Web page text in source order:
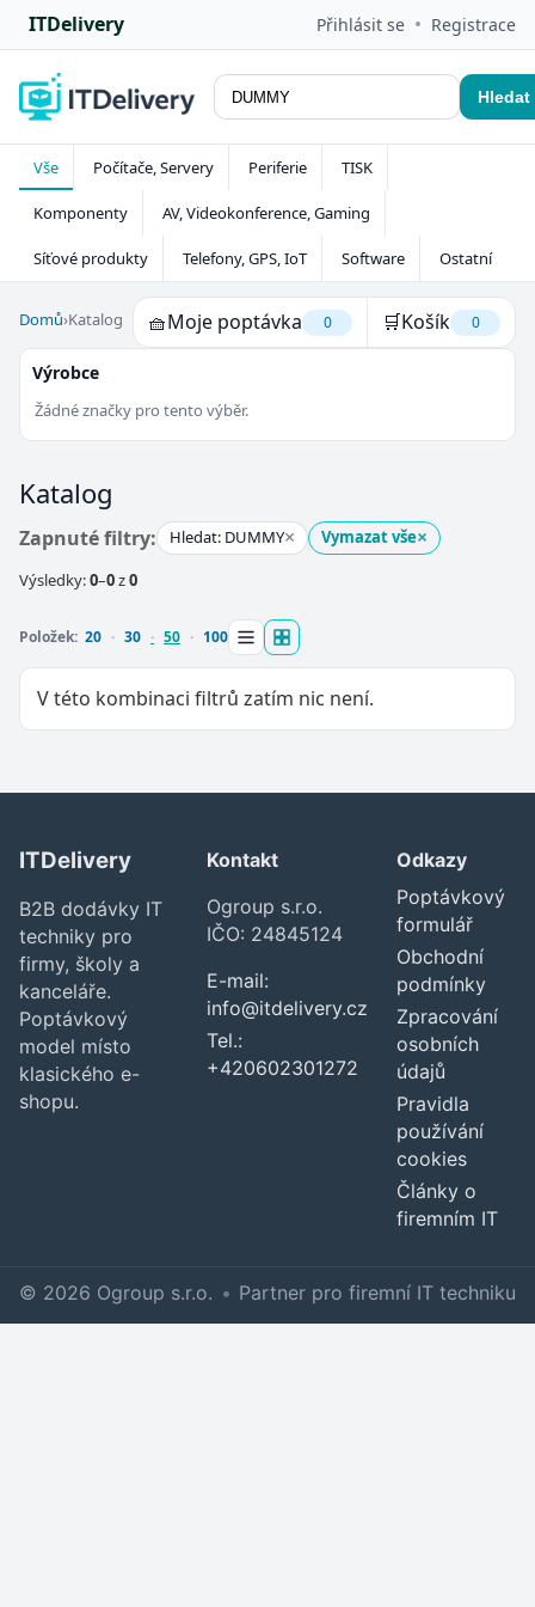
ITDelivery Přihlásit se • Registrace
Hledat
Vše Počítače, Servery Periferie TISK
Komponenty AV, Videokonference, Gaming
Síťové produkty Telefony, GPS, IoT Software Ostatní
Domů›Katalog 🧺Moje poptávka 0 🛒Košík 0
Výrobce
Žádné značky pro tento výběr.
Katalog
Zapnuté filtry: Hledat: DUMMY× Vymazat vše×
Výsledky:0–0z0
Položek: 20 30 50 100
V této kombinaci filtrů zatím nic není.
ITDelivery
B2B dodávky IT
techniky pro
firmy, školy a
kanceláře.
Poptávkový
model místo
klasického e-
shopu.
Kontakt
Ogroup s.r.o.
IČO: 24845124
E-mail:
info@itdelivery.cz
Tel.:
+420602301272
Odkazy
Poptávkový
formulář
Obchodní
podmínky
Zpracování
osobních
údajů
Pravidla
používání
cookies
Články o
firemním IT
© 2026 Ogroup s.r.o. • Partner pro firemní IT techniku